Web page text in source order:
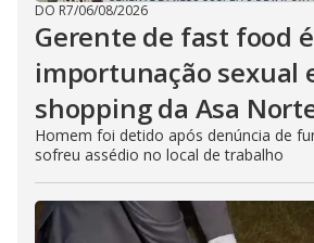
DO R7/06/08/2026
Gerente de fast food
importunação sexual
shopping da Asa
Homem foi detido após denúncia de
sofreu assédio no local de trabalho